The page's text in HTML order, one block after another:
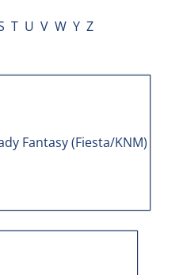
T U V W Y Z